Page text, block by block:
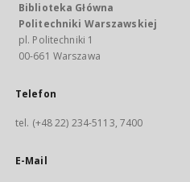
Biblioteka Główna
Politechniki Warszawskiej
pl. Politechniki 1
00-661 Warszawa
Telefon
tel. (+48 22) 234-5113, 7400
E-Mail